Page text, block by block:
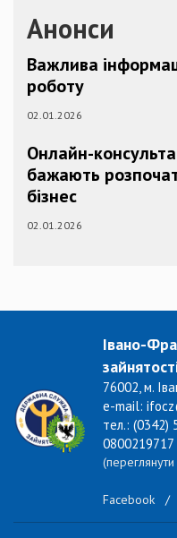
Анонси
Важлива
роботу
02.01.2026
Онлайн-
бажають
бізнес
02.01.2026
Івано-
76002, м.
e-mail:
тел.: (0342)
0800219717
(переглянути
Facebook /